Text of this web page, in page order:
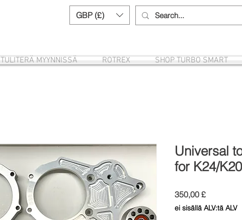
GBP (£)
TULITERÄ MYYNNISSÄ ROTREX SHOP TURBO SMART
Universal
for K24/
350,00 £Hinta
ei sisällä ALV:tä ALV